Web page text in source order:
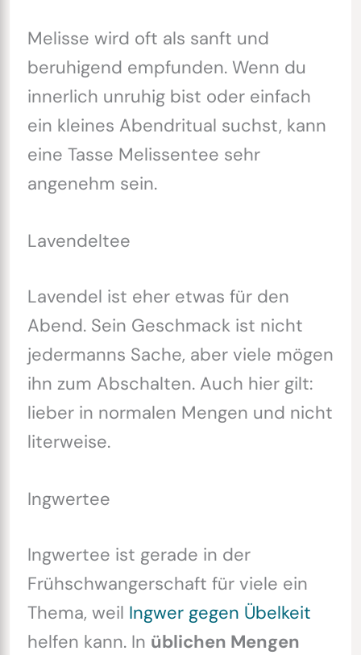
Melisse wird oft als sanft und
beruhigend empfunden. Wenn du
innerlich unruhig bist oder einfach
ein kleines Abendritual suchst, kann
eine Tasse Melissentee sehr
angenehm sein.
Lavendeltee
Lavendel ist eher etwas für den
Abend. Sein Geschmack ist nicht
jedermanns Sache, aber viele mögen
ihn zum Abschalten. Auch hier gilt:
lieber in normalen Mengen und nicht
literweise.
Ingwertee
Ingwertee ist gerade in der
Frühschwangerschaft für viele ein
Thema, weil Ingwer gegen Übelkeit
helfen kann. In üblichen Mengen